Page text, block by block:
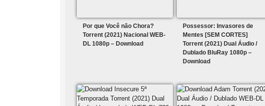
Por que Você não Chora?
Torrent (2021) Nacional WEB-
DL 1080p – Download
Possessor: Invasores de
Mentes [SEM CORTES]
Torrent (2021) Dual Áudio /
Dublado BluRay 1080p –
Download